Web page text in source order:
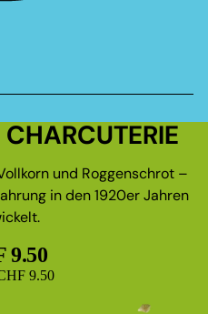
und Roggenschrot –
in den 1920er Jahren
9.50
9.50